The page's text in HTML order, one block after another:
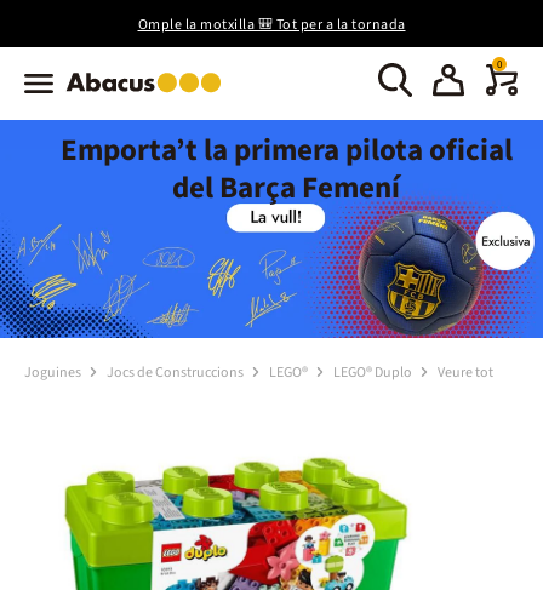
Omple la motxilla 🎒 Tot per a la tornada
0
Emporta’t la primera pilota oficial
del Barça Femení
Joguines Jocs de Construccions LEGO® LEGO® Duplo Veure tot